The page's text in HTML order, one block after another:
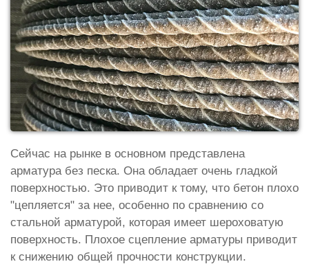
Сейчас на рынке в основном представлена
арматура без песка. Она обладает очень гладкой
поверхностью. Это приводит к тому, что бетон плохо
"цепляется" за нее, особенно по сравнению со
стальной арматурой, которая имеет шероховатую
поверхность. Плохое сцепление арматуры приводит
к снижению общей прочности конструкции.